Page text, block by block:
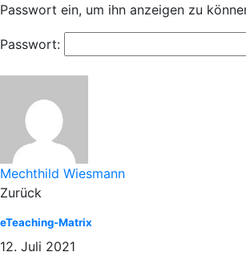
Passwort ein, um ihn anzeigen zu
Passwort:
Mechthild Wiesmann
Zurück
eTeaching-Matrix
12. Juli 2021